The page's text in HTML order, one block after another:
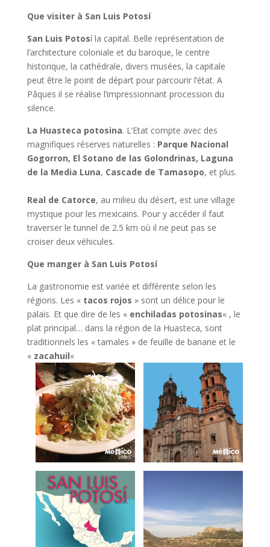
Que visiter à San Luis Potosí
San Luis Potosí la capital. Belle représentation de
l’architecture coloniale et du baroque, le centre
historique, la cathédrale, divers musées, la capitale
peut être le point de départ pour parcourir l’état. A
Pâques il se réalise l’impressionnant procession du
silence.
La Huasteca potosina. L’Etat compte avec des
magnifiques réserves naturelles : Parque Nacional
Gogorron, El Sotano de las Golondrinas, Laguna
de la Media Luna, Cascade de Tamasopo, et plus.
Real de Catorce, au milieu du désert, est une village
mystique pour les mexicains. Pour y accéder il faut
traverser le tunnel de 2.5 km où il ne peut pas se
croiser deux véhicules.
Que manger à San Luis Potosí
La gastronomie est variée et différente selon les
régions. Les « tacos rojos » sont un délice pour le
palais. Et que dire de les « enchiladas potosinas« , le
plat principal… dans la région de la Huasteca, sont
traditionnels les « tamales » de feuille de banane et le
« zacahuil«